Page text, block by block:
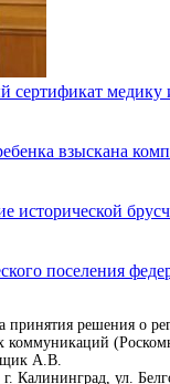
медику
взыскана
исторической
поселения
принятия решения о
А.В.
Калининград, ул.